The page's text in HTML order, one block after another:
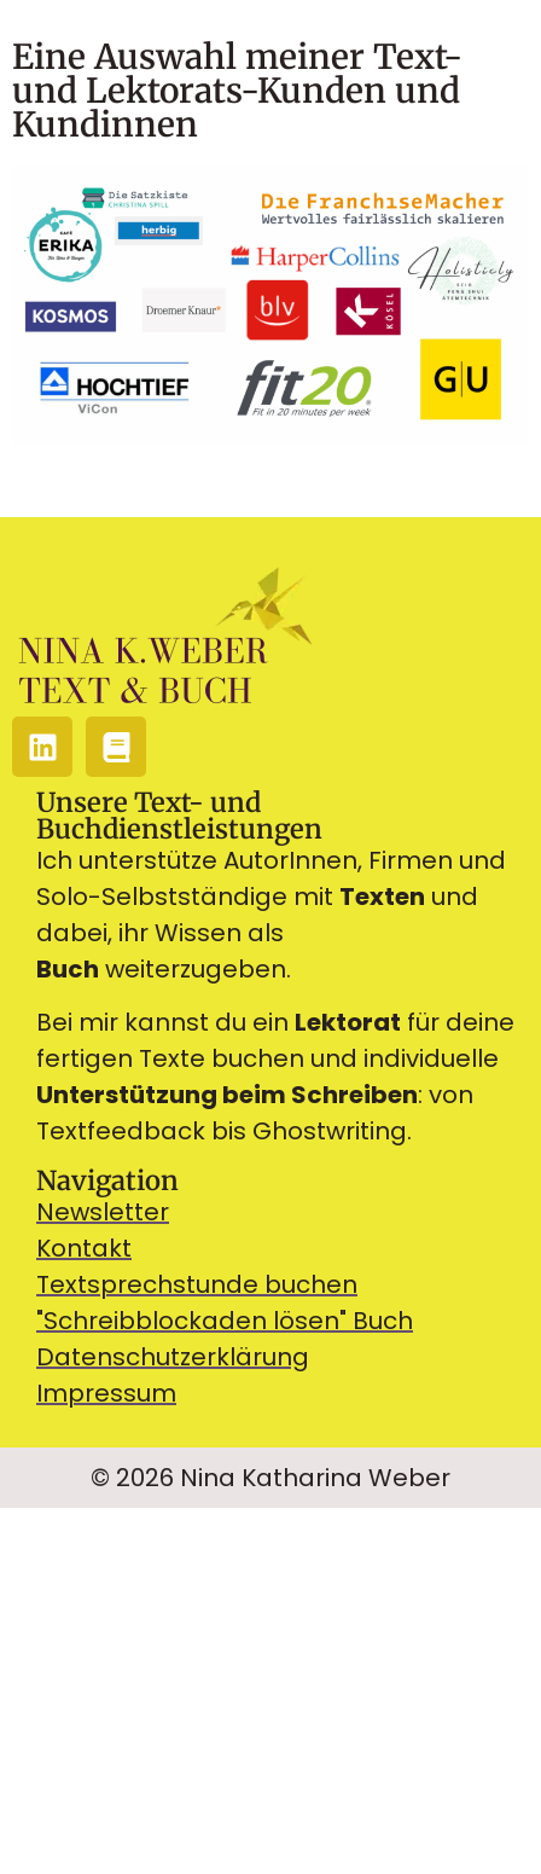
Eine Auswahl meiner Text-
und Lektorats-Kunden und
Kundinnen
Ich unterstütze AutorInnen, Firmen und
Solo-Selbstständige mit Texten und
dabei, ihr Wissen als
Buch weiterzugeben.
Bei mir kannst du ein Lektorat für deine
fertigen Texte buchen und individuelle
Unterstützung beim Schreiben: von
Textfeedback bis Ghostwriting.
Unsere Text- und
Buchdienstleistungen
Navigation
Newsletter
Kontakt
Textsprechstunde buchen
"Schreibblockaden lösen" Buch
Datenschutzerklärung
Impressum
© 2026 Nina Katharina Weber